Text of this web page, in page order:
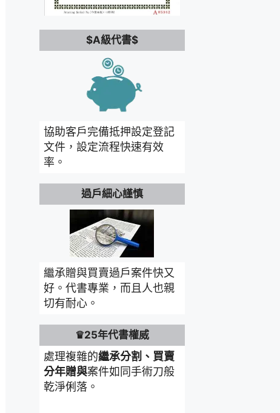
$A級代書$
協助客戶完備抵押設定登記
文件，設定流程快速有效
率。
過戶細心謹慎
繼承贈與買賣過戶案件快又
好。代書專業，而且人也親
切有耐心。
♛25年代書權威
處理複雜的繼承分割、買賣
分年贈與案件如同手術刀般
乾淨俐落。